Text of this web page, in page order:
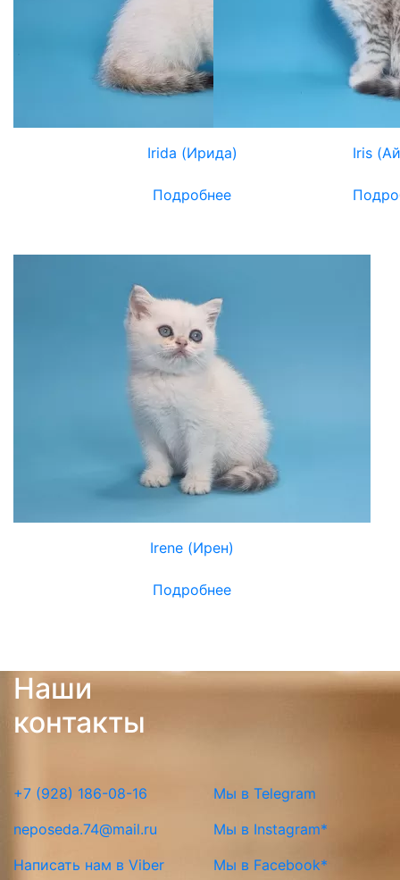
Irida (Ирида)
Подробнее
Iris
Irene (Ирен)
Подробнее
Наши
контакты
+7 (928) 186-08-16
neposeda.74@mail.ru
Написать нам в Viber
Мы в Telegram
Мы в Instagram*
Мы в Facebook*